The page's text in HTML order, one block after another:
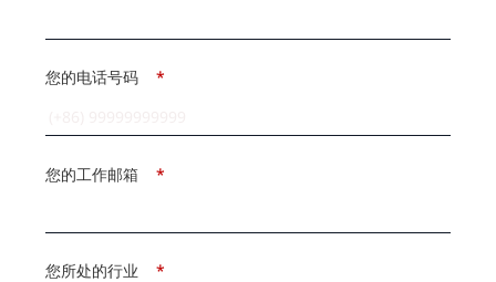
*
您的电话号码
*
您的工作邮箱
*
您所处的行业